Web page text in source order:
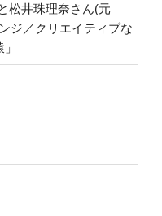
松井珠理奈さん(元
ジ／クリエイティブな